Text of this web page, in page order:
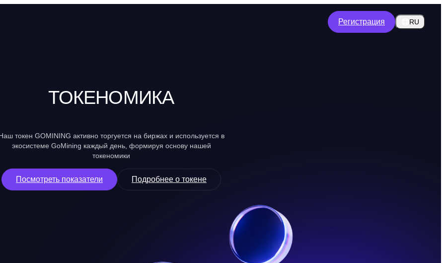
Регистрация RU
ТОКЕНОМИКА
токен GOMINING активно торгуется на биржах и используется в
экосистеме GoMining каждый день, формируя основу нашей
токеномики
Посмотреть показатели Подробнее о токене